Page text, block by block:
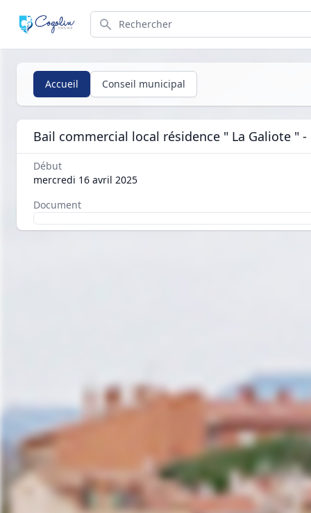
Search
Accueil Conseil municipal
Bail commercial local résidence " La Galiote " -
Début
mercredi 16 avril 2025
Document